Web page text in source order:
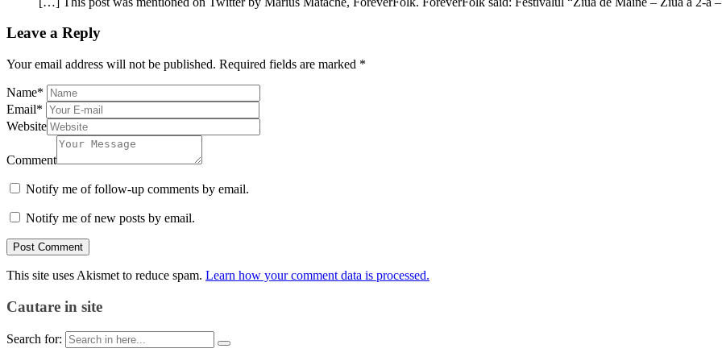
Leave a Reply
Your email address will not be published. Required fields are marked *
Name*
Email*
Website
Comment
Notify me of follow-up comments by email.
Notify me of new posts by email.
This site uses Akismet to reduce spam. Learn how your comment data is processed.
Cautare in site
Search for: